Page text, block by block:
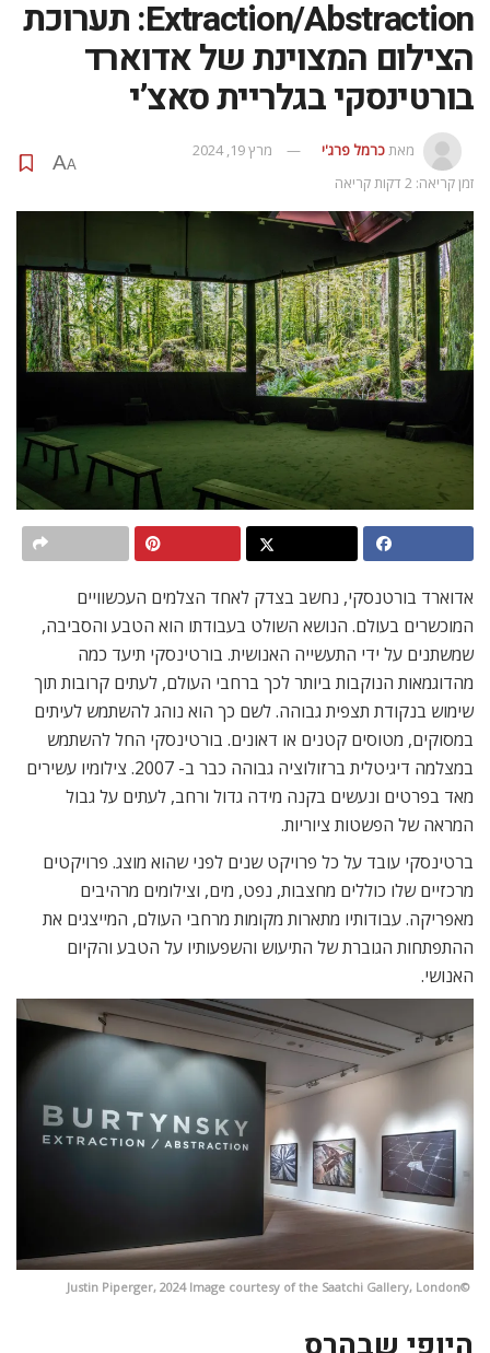
Extraction/Abstraction: תערוכת
הצילום המצוינת של אדוארד
בורטינסקי בגלריית סאצ’י
מאתכרמל פרג'י
מרץ 19, 2024
זמן קריאה: 2 דקות קריאה
A
A
אדוארד בורטנסקי, נחשב בצדק לאחד הצלמים העכשוויים
המוכשרים בעולם. הנושא השולט בעבודתו הוא הטבע והסביבה,
שמשתנים על ידי התעשייה האנושית. בורטינסקי תיעד כמה
מהדוגמאות הנוקבות ביותר לכך ברחבי העולם, לעתים קרובות תוך
שימוש בנקודת תצפית גבוהה. לשם כך הוא נוהג להשתמש לעיתים
במסוקים, מטוסים קטנים או דאונים. בורטינסקי החל להשתמש
במצלמה דיגיטלית ברזולוציה גבוהה כבר ב- 2007. צילומיו עשירים
מאד בפרטים ונעשים בקנה מידה גדול ורחב, לעתים על גבול
המראה של הפשטות ציוריות.
ברטינסקי עובד על כל פרויקט שנים לפני שהוא מוצג. פרויקטים
מרכזיים שלו כוללים מחצבות, נפט, מים, וצילומים מרהיבים
מאפריקה. עבודותיו מתארות מקומות מרחבי העולם, המייצגים את
ההתפתחות הגוברת של התיעוש והשפעותיו על הטבע והקיום
האנושי.
©Justin Piperger, 2024 Image courtesy of the Saatchi Gallery, London